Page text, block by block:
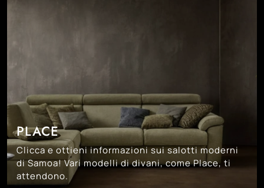
PLACE
Clicca e ottieni informazioni sui salotti moderni
di Samoa! Vari modelli di divani, come Place, ti
attendono.